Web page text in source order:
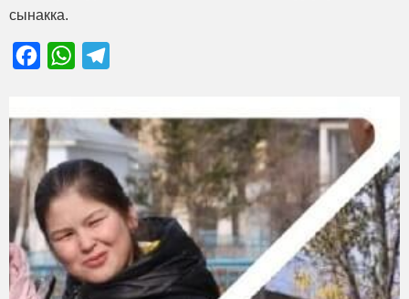
сынакка.
FacebookWhatsApp